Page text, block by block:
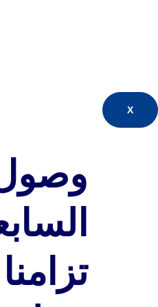
X
وصول